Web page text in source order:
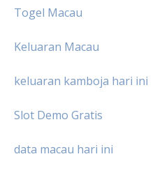
Togel Macau
Keluaran Macau
keluaran kamboja hari ini
Slot Demo Gratis
data macau hari ini